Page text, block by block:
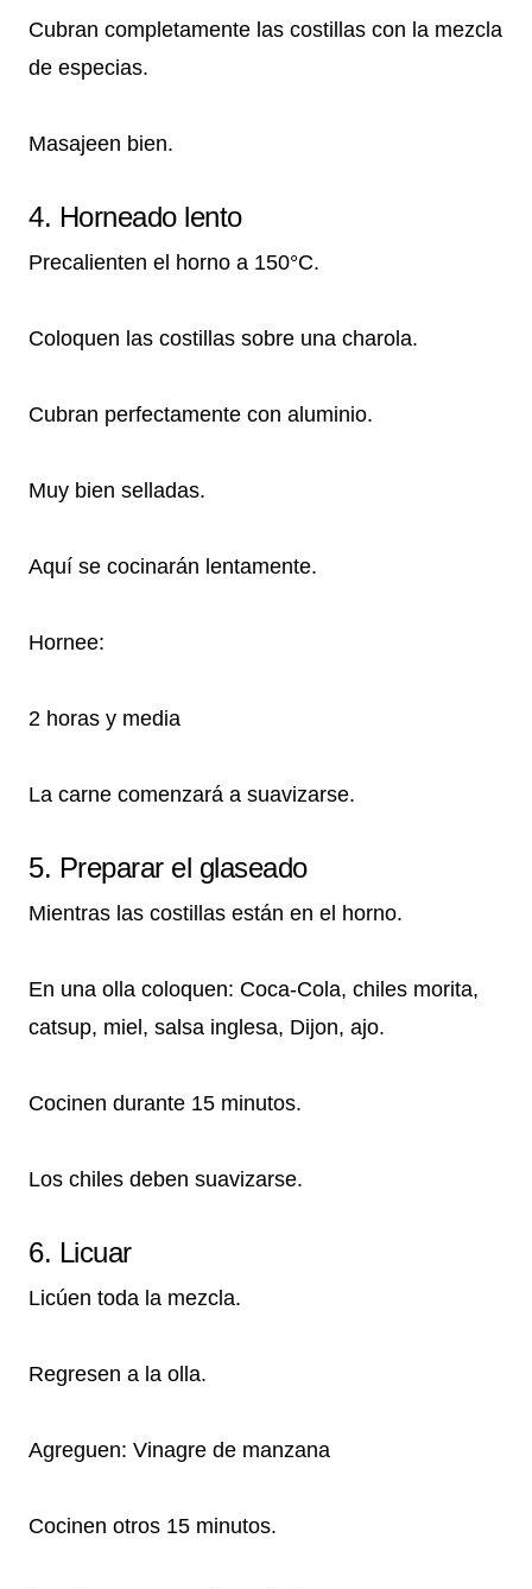
Cubran completamente las costillas con la mezcla
de especias.
Masajeen bien.
4. Horneado lento
Precalienten el horno a 150°C.
Coloquen las costillas sobre una charola.
Cubran perfectamente con aluminio.
Muy bien selladas.
Aquí se cocinarán lentamente.
Hornee:
2 horas y media
La carne comenzará a suavizarse.
5. Preparar el glaseado
Mientras las costillas están en el horno.
En una olla coloquen: Coca-Cola, chiles morita,
catsup, miel, salsa inglesa, Dijon, ajo.
Cocinen durante 15 minutos.
Los chiles deben suavizarse.
6. Licuar
Licúen toda la mezcla.
Regresen a la olla.
Agreguen: Vinagre de manzana
Cocinen otros 15 minutos.